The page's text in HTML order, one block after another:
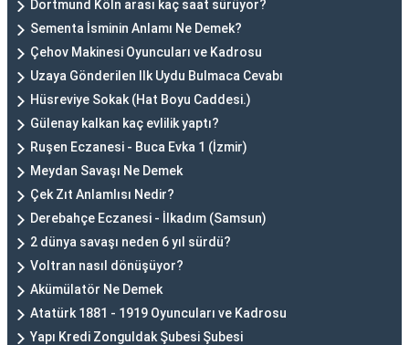
Dortmund Köln arası kaç saat sürüyor?
Sementa İsminin Anlamı Ne Demek?
Çehov Makinesi Oyuncuları ve Kadrosu
Uzaya Gönderilen Ilk Uydu Bulmaca Cevabı
Hüsreviye Sokak (Hat Boyu Caddesi.)
Gülenay kalkan kaç evlilik yaptı?
Ruşen Eczanesi - Buca Evka 1 (İzmir)
Meydan Savaşı Ne Demek
Çek Zıt Anlamlısı Nedir?
Derebahçe Eczanesi - İlkadım (Samsun)
2 dünya savaşı neden 6 yıl sürdü?
Voltran nasıl dönüşüyor?
Akümülatör Ne Demek
Atatürk 1881 - 1919 Oyuncuları ve Kadrosu
Yapı Kredi Zonguldak Şubesi Şubesi